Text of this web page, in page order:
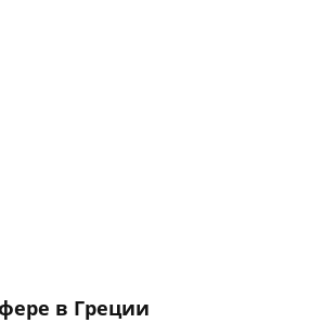
в Греции